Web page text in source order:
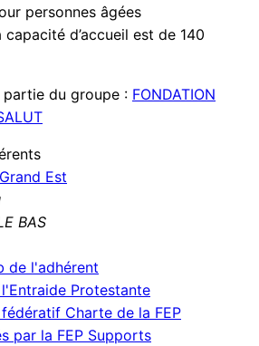
personnes âgées
d’accueil est de 140
du groupe : FONDATION
Est
BAS
de l'adhérent
fenêtre)
Protestante
Charte de la FEP
par la FEP Supports